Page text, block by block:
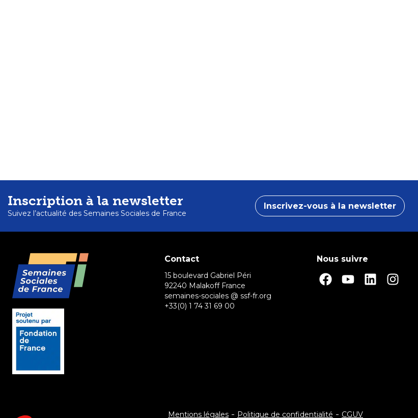
Inscription à la newsletter
Suivez l’actualité des Semaines Sociales de France
Inscrivez-vous à la newsletter
Contact
15 boulevard Gabriel Péri
92240 Malakoff France
semaines-sociales @ ssf-fr.org
+33(0) 1 74 31 69 00
Nous suivre
Mentions légales Politique de confidentialité CGUV